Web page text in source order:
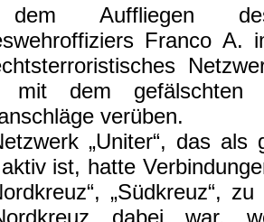
Auffliegen des
Franco A.
mit dem gefälschten
verüben.
„Uniter“, das als
ist, hatte
„Südkreuz“,
dabei war,